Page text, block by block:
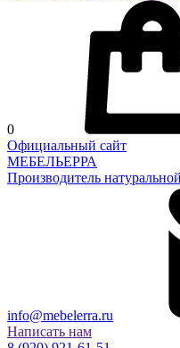
0
Официальный сайт
МЕБЕЛЬЕРРА
Производитель
info@mebelerra.ru
Написать нам